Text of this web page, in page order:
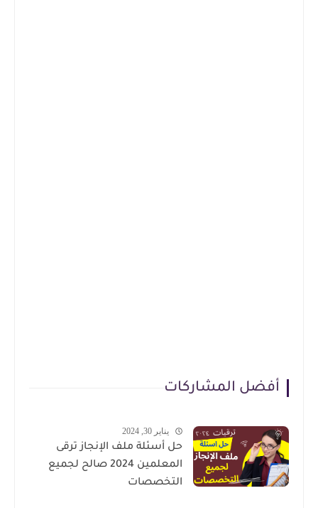
أفضل المشاركات
يناير 30, 2024
حل أسئلة ملف الإنجاز ترقى
المعلمين 2024 صالح لجميع
التخصصات